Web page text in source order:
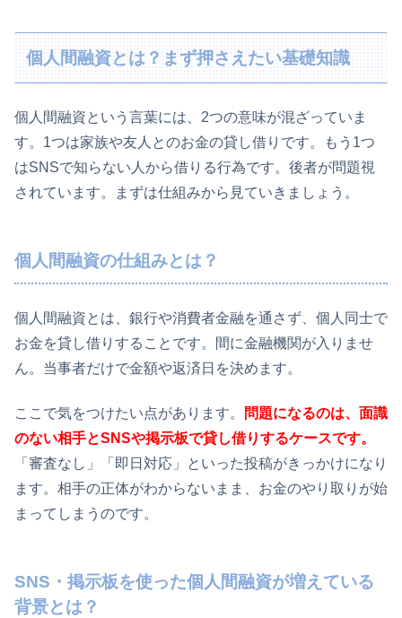
個人間融資とは？まず押さえたい基礎知識
個人間融資という言葉には、2つの意味が混ざっていま
す。1つは家族や友人とのお金の貸し借りです。もう1つ
はSNSで知らない人から借りる行為です。後者が問題視
されています。まずは仕組みから見ていきましょう。
個人間融資の仕組みとは？
個人間融資とは、銀行や消費者金融を通さず、個人同士で
お金を貸し借りすることです。間に金融機関が入りませ
ん。当事者だけで金額や返済日を決めます。
ここで気をつけたい点があります。
問題になるのは、面識
のない相手とSNSや掲示板で貸し借りするケースです。
「審査なし」「即日対応」といった投稿がきっかけになり
ます。相手の正体がわからないまま、お金のやり取りが始
まってしまうのです。
SNS・掲示板を使った個人間融資が増えている
背景とは？